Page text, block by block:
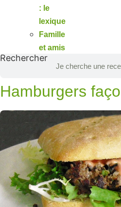
: le
lexique
Famille
et amis
Rechercher
Hamburgers